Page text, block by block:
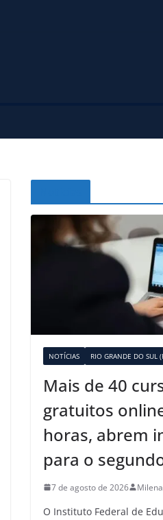
NOTÍCIAS RIO GRANDE DO SUL
Mais de 40
gratuitos
horas, abrem
para o
7 de agosto de 2026 Milena
O Instituto Federal de